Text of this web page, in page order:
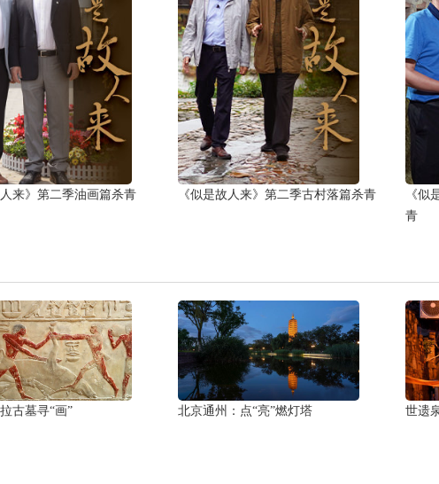
人来》第二季油画篇杀青 《似是故人来》第二季古村落篇杀青
《似
青
古墓寻“画” 北京通州：点“亮”燃灯塔 世遗